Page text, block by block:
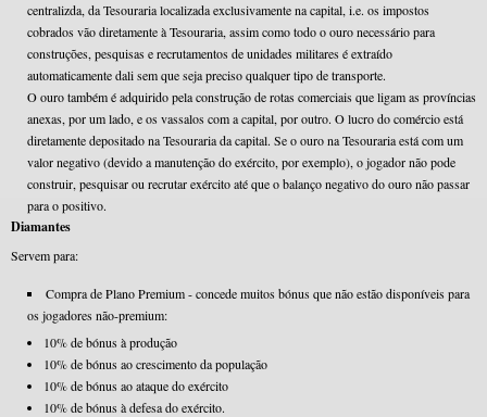
centralizda, da Tesouraria localizada exclusivamente na capital, i.e. os impostos
cobrados vão diretamente à Tesouraria, assim como todo o ouro necessário para
construções, pesquisas e recrutamentos de unidades militares é extraído
automaticamente dali sem que seja preciso qualquer tipo de transporte.
O ouro também é adquirido pela construção de rotas comerciais que ligam as províncias
anexas, por um lado, e os vassalos com a capital, por outro. O lucro do comércio está
diretamente depositado na Tesouraria da capital. Se o ouro na Tesouraria está com um
valor negativo (devido a manutenção do exército, por exemplo), o jogador não pode
construir, pesquisar ou recrutar exército até que o balanço negativo do ouro não passar
para o positivo.
Diamantes
Servem para:
Compra de Plano Premium - concede muitos bónus que não estão disponíveis para
os jogadores não-premium:
10% de bónus à produção
10% de bónus ao crescimento da população
10% de bónus ao ataque do exército
10% de bónus à defesa do exército.